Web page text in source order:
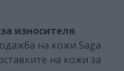
износителя.
на кожи Saga
на кожи за